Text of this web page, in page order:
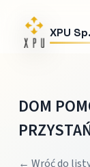
XPU
DOM
← Wróć do